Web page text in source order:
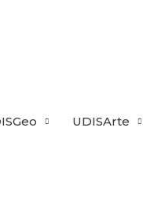
UDISArte